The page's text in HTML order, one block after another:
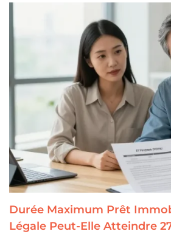
Durée Maximum Prêt
Légale Peut-Elle Atteindre